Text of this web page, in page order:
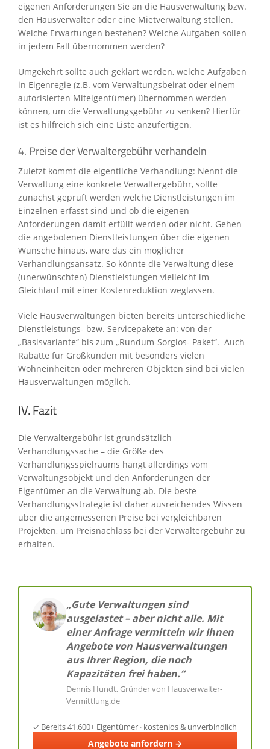
eigenen Anforderungen Sie an die Hausverwaltung bzw.
den Hausverwalter oder eine Mietverwaltung stellen.
Welche Erwartungen bestehen? Welche Aufgaben sollen
in jedem Fall übernommen werden?
Umgekehrt sollte auch geklärt werden, welche Aufgaben
in Eigenregie (z.B. vom Verwaltungsbeirat oder einem
autorisierten Miteigentümer) übernommen werden
können, um die Verwaltungsgebühr zu senken? Hierfür
ist es hilfreich sich eine Liste anzufertigen.
4. Preise der Verwaltergebühr verhandeln
Zuletzt kommt die eigentliche Verhandlung: Nennt die
Verwaltung eine konkrete Verwaltergebühr, sollte
zunächst geprüft werden welche Dienstleistungen im
Einzelnen erfasst sind und ob die eigenen
Anforderungen damit erfüllt werden oder nicht. Gehen
die angebotenen Dienstleistungen über die eigenen
Wünsche hinaus, wäre das ein möglicher
Verhandlungsansatz. So könnte die Verwaltung diese
(unerwünschten) Dienstleistungen vielleicht im
Gleichlauf mit einer Kostenreduktion weglassen.
Viele Hausverwaltungen bieten bereits unterschiedliche
Dienstleistungs- bzw. Servicepakete an: von der
„Basisvariante“ bis zum „Rundum-Sorglos- Paket“. Auch
Rabatte für Großkunden mit besonders vielen
Wohneinheiten oder mehreren Objekten sind bei vielen
Hausverwaltungen möglich.
IV. Fazit
Die Verwaltergebühr ist grundsätzlich
Verhandlungssache – die Größe des
Verhandlungsspielraums hängt allerdings vom
Verwaltungsobjekt und den Anforderungen der
Eigentümer an die Verwaltung ab. Die beste
Verhandlungsstrategie ist daher ausreichendes Wissen
über die angemessenen Preise bei vergleichbaren
Projekten, um Preisnachlass bei der Verwaltergebühr zu
erhalten.
„Gute Verwaltungen sind
ausgelastet – aber nicht alle. Mit
einer Anfrage vermitteln wir Ihnen
Angebote von Hausverwaltungen
aus Ihrer Region, die noch
Kapazitäten frei haben.“
Dennis Hundt, Gründer von Hausverwalter-
Vermittlung.de
✓ Bereits 41.600+ Eigentümer · kostenlos & unverbindlich
Angebote anfordern →